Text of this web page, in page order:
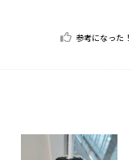
参考になった！